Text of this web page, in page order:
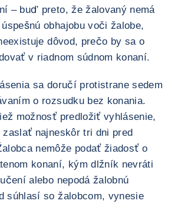
– buď preto, že žalovaný nemá
obhajobu voči žalobe,
dôvod, prečo by sa o
v riadnom súdnom konaní.
sa doručí protistrane sedem
o rozsudku bez konania.
možnosť predložiť vyhlásenie,
najneskôr tri dni pred
nemôže podať žiadosť o
konaní, kým dlžník nevráti
alebo nepodá žalobnú
súhlasí so žalobcom, vynesie